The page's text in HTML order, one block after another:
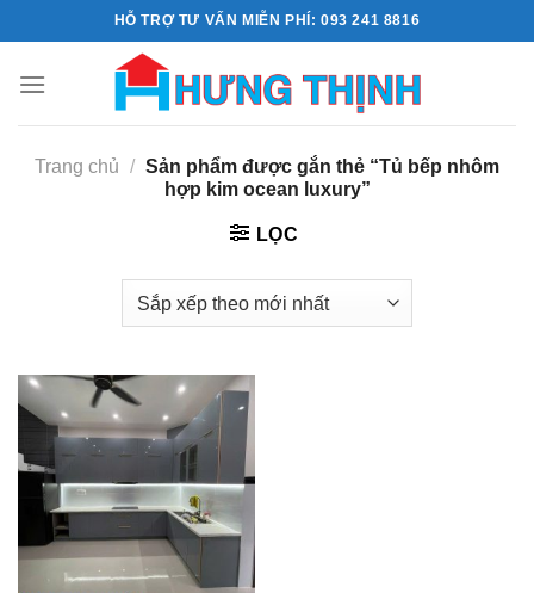
to
content
HỖ TRỢ TƯ VẤN MIỄN PHÍ: 093 241 8816
Trang chủ / Sản phẩm được gắn thẻ “Tủ bếp nhôm
hợp kim ocean luxury”
LỌC